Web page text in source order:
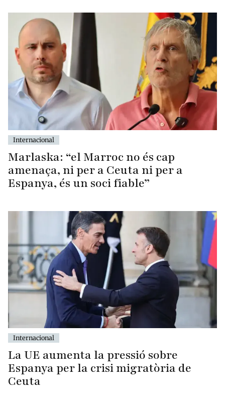
Internacional
Marlaska: “el Marroc no és cap
amenaça, ni per a Ceuta ni per a
Espanya, és un soci fiable”
Internacional
La UE aumenta la pressió sobre
Espanya per la crisi migratòria de
Ceuta